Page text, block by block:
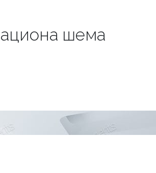
шема